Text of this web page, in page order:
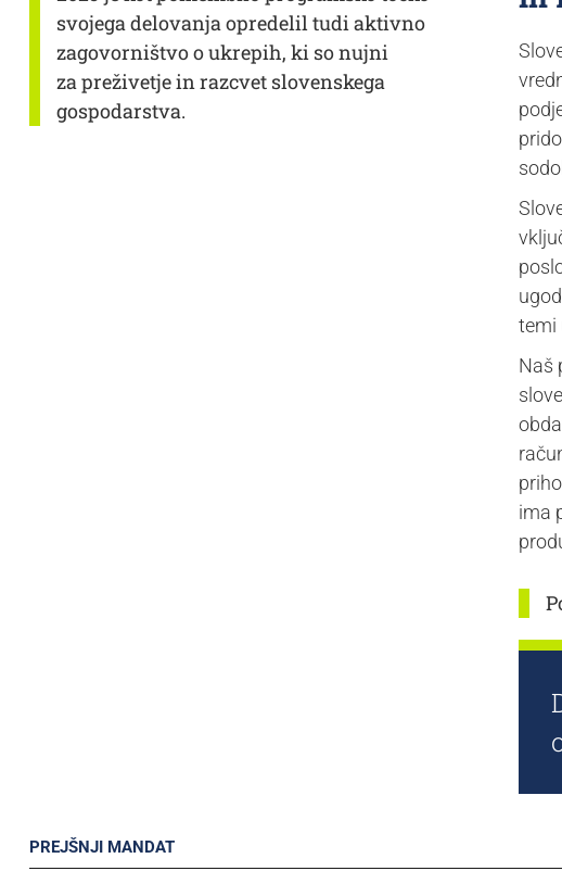
svojega delovanja opredelil tudi aktivno
zagovorništvo o ukrepih, ki so nujni
za preživetje in razcvet slovenskega
gospodarstva.
temi
Naš
ima
PREJŠNJI MANDAT